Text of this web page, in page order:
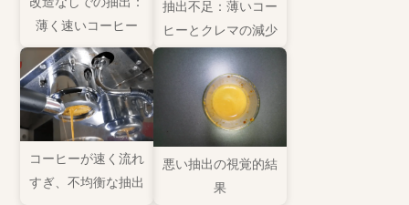
薄く速いコーヒー
抽出不足：薄いコー
ヒーとクレマの減少
コーヒーが速く流れ
すぎ、不均衡な抽出
悪い抽出の視覚的結
果